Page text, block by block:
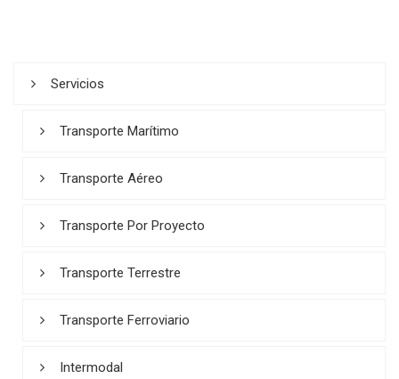
Servicios
Transporte Marítimo
Transporte Aéreo
Transporte Por Proyecto
Transporte Terrestre
Transporte Ferroviario
Intermodal